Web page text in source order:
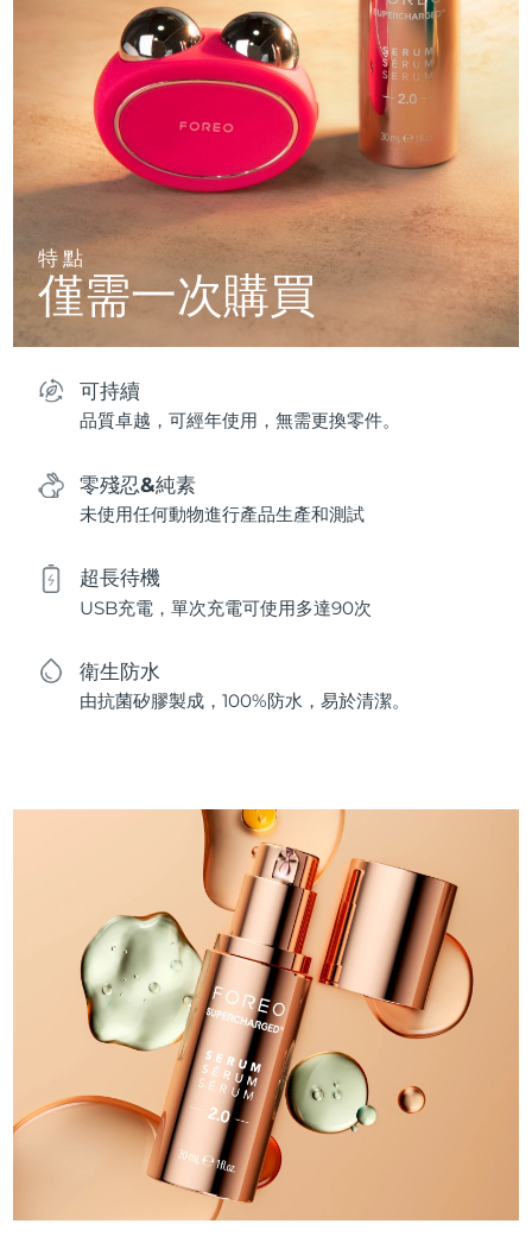
特點
僅需一次購買
可持續
品質卓越，可經年使用，無需更換零件。
零殘忍&純素
未使用任何動物進行產品生產和測試
超長待機
USB充電，單次充電可使用多達90次
衛生防水
由抗菌矽膠製成，100%防水，易於清潔。